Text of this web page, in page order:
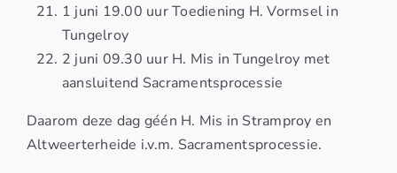
1 juni 19.00 uur Toediening H. Vormsel in
Tungelroy
2 juni 09.30 uur H. Mis in Tungelroy met
aansluitend Sacramentsprocessie
Daarom deze dag géén H. Mis in Stramproy en
Altweerterheide i.v.m. Sacramentsprocessie.